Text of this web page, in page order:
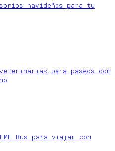
navideños para tu
veterinarias para paseos con
Bus para viajar con